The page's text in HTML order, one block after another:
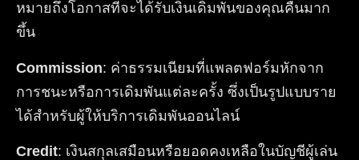
หมายถึงโอกาสที่จะได้รับเงินเดิมพันของคุณคืนมาก
ขึ้น
Commission: ค่าธรรมเนียมที่แพลตฟอร์มหักจาก
การชนะหรือการเดิมพันแต่ละครั้ง ซึ่งเป็นรูปแบบราย
ได้สำหรับผู้ให้บริการเดิมพันออนไลน์
Credit: เงินสกุลเสมือนหรือยอดคงเหลือในบัญชีผู้เล่น